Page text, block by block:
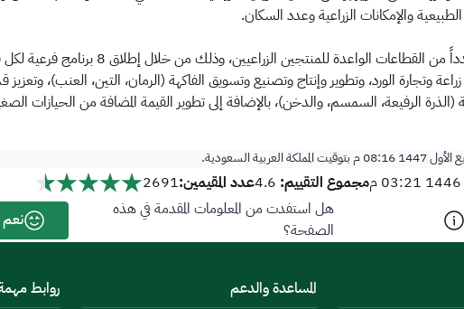
والإمكانات الزراعية وعدد السكان.
ويستهدف البرنامج عدداً من
وتجارة الورد، وتطوير وإنتاج وتصنيع وتسويق الفاكهة (الرمان، التين، العنب)،
(الذرة الرفيعة، السمسم، والدخن)، بالإضافة إلى تطوير القيمة المضافة من الحيازات
بتوقيت المملكة العربية السعودية.
مجموع التقييم: 4.6عدد المقيمين:2691
هل استفدت من المعلومات المقدمة في هذه
الصفحة؟
نعم
المساعدة والدعم روابط